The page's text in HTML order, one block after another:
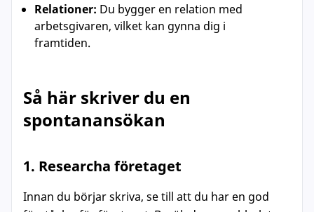
Relationer: Du bygger en relation med
arbetsgivaren, vilket kan gynna dig i
framtiden.
Så här skriver du en
spontanansökan
1. Researcha företaget
Innan du börjar skriva, se till att du har en god